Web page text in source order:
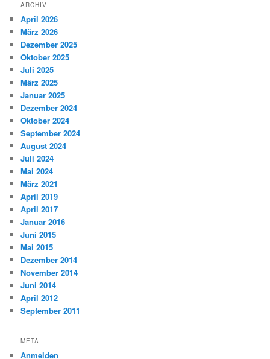
ARCHIV
April 2026
März 2026
Dezember 2025
Oktober 2025
Juli 2025
März 2025
Januar 2025
Dezember 2024
Oktober 2024
September 2024
August 2024
Juli 2024
Mai 2024
März 2021
April 2019
April 2017
Januar 2016
Juni 2015
Mai 2015
Dezember 2014
November 2014
Juni 2014
April 2012
September 2011
META
Anmelden